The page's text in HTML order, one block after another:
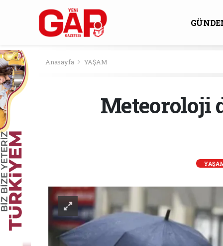
Anasayfa YAŞAM
Meteoroloji